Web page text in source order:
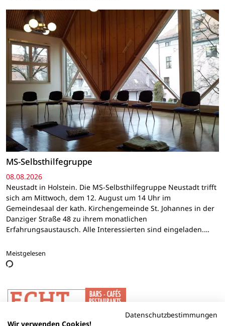
MS-Selbsthilfegruppe
08.08.2026
Neustadt in Holstein. Die MS-Selbsthilfegruppe Neustadt trifft
sich am Mittwoch, dem 12. August um 14 Uhr im
Gemeindesaal der kath. Kirchengemeinde St. Johannes in der
Danziger Straße 48 zu ihrem monatlichen
Erfahrungsaustausch. Alle Interessierten sind eingeladen.…
Meistgelesen
Datenschutzbestimmungen
Wir verwenden Cookies!